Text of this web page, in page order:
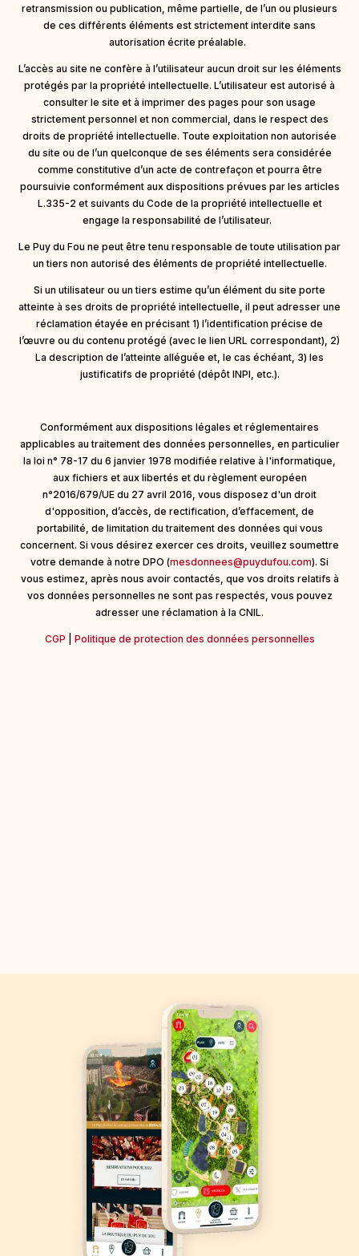
retransmission ou publication, même partielle, de l’un ou plusieurs
de ces différents éléments est strictement interdite sans
autorisation écrite préalable.
L’accès au site ne confère à l’utilisateur aucun droit sur les éléments
protégés par la propriété intellectuelle. L’utilisateur est autorisé à
consulter le site et à imprimer des pages pour son usage
strictement personnel et non commercial, dans le respect des
droits de propriété intellectuelle. Toute exploitation non autorisée
du site ou de l’un quelconque de ses éléments sera considérée
comme constitutive d’un acte de contrefaçon et pourra être
poursuivie conformément aux dispositions prévues par les articles
L.335-2 et suivants du Code de la propriété intellectuelle et
engage la responsabilité de l’utilisateur.
Le Puy du Fou ne peut être tenu responsable de toute utilisation par
un tiers non autorisé des éléments de propriété intellectuelle.
Si un utilisateur ou un tiers estime qu’un élément du site porte
atteinte à ses droits de propriété intellectuelle, il peut adresser une
réclamation étayée en précisant 1) l’identification précise de
l’œuvre ou du contenu protégé (avec le lien URL correspondant), 2)
La description de l’atteinte alléguée et, le cas échéant, 3) les
justificatifs de propriété (dépôt INPI, etc.).
Conformément aux dispositions légales et réglementaires
applicables au traitement des données personnelles, en particulier
la loi n° 78-17 du 6 janvier 1978 modifiée relative à l'informatique,
aux fichiers et aux libertés et du règlement européen
n°2016/679/UE du 27 avril 2016, vous disposez d'un droit
d'opposition, d’accès, de rectification, d’effacement, de
portabilité, de limitation du traitement des données qui vous
concernent. Si vous désirez exercer ces droits, veuillez soumettre
votre demande à notre DPO (mesdonnees@puydufou.com). Si
vous estimez, après nous avoir contactés, que vos droits relatifs à
vos données personnelles ne sont pas respectés, vous pouvez
adresser une réclamation à la CNIL.
CGP Politique de protection des données personnelles